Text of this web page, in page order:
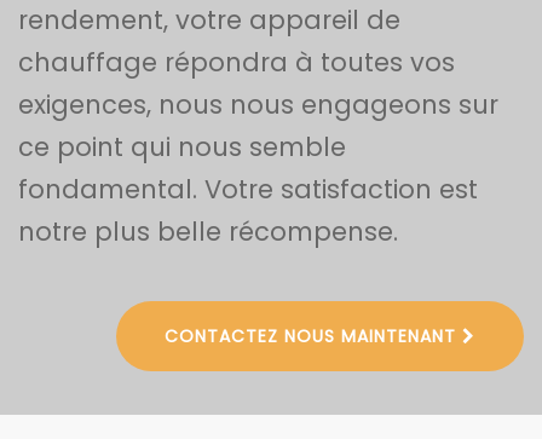
rendement, votre appareil de
chauffage répondra à toutes vos
exigences, nous nous engageons sur
ce point qui nous semble
fondamental. Votre satisfaction est
notre plus belle récompense.
CONTACTEZ NOUS MAINTENANT